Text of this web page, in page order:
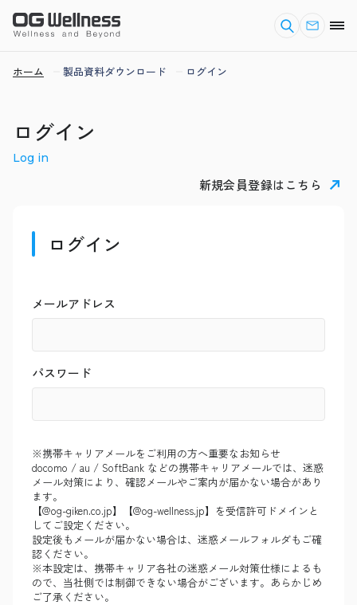
ホーム 製品資料ダウンロード ログイン
ログイン
Log in
新規会員登録はこちら
ログイン
メールアドレス
パスワード
※携帯キャリアメールをご利用の方へ重要なお知らせ
docomo / au / SoftBank などの携帯キャリアメールでは、迷惑
メール対策により、確認メールやご案内が届かない場合があり
ます。
【@og-giken.co.jp】【@og-wellness.jp】を受信許可ドメインと
してご設定ください。
設定後もメールが届かない場合は、迷惑メールフォルダもご確
認ください。
※本設定は、携帯キャリア各社の迷惑メール対策仕様によるも
ので、当社側では制御できない場合がございます。あらかじめ
ご了承ください。